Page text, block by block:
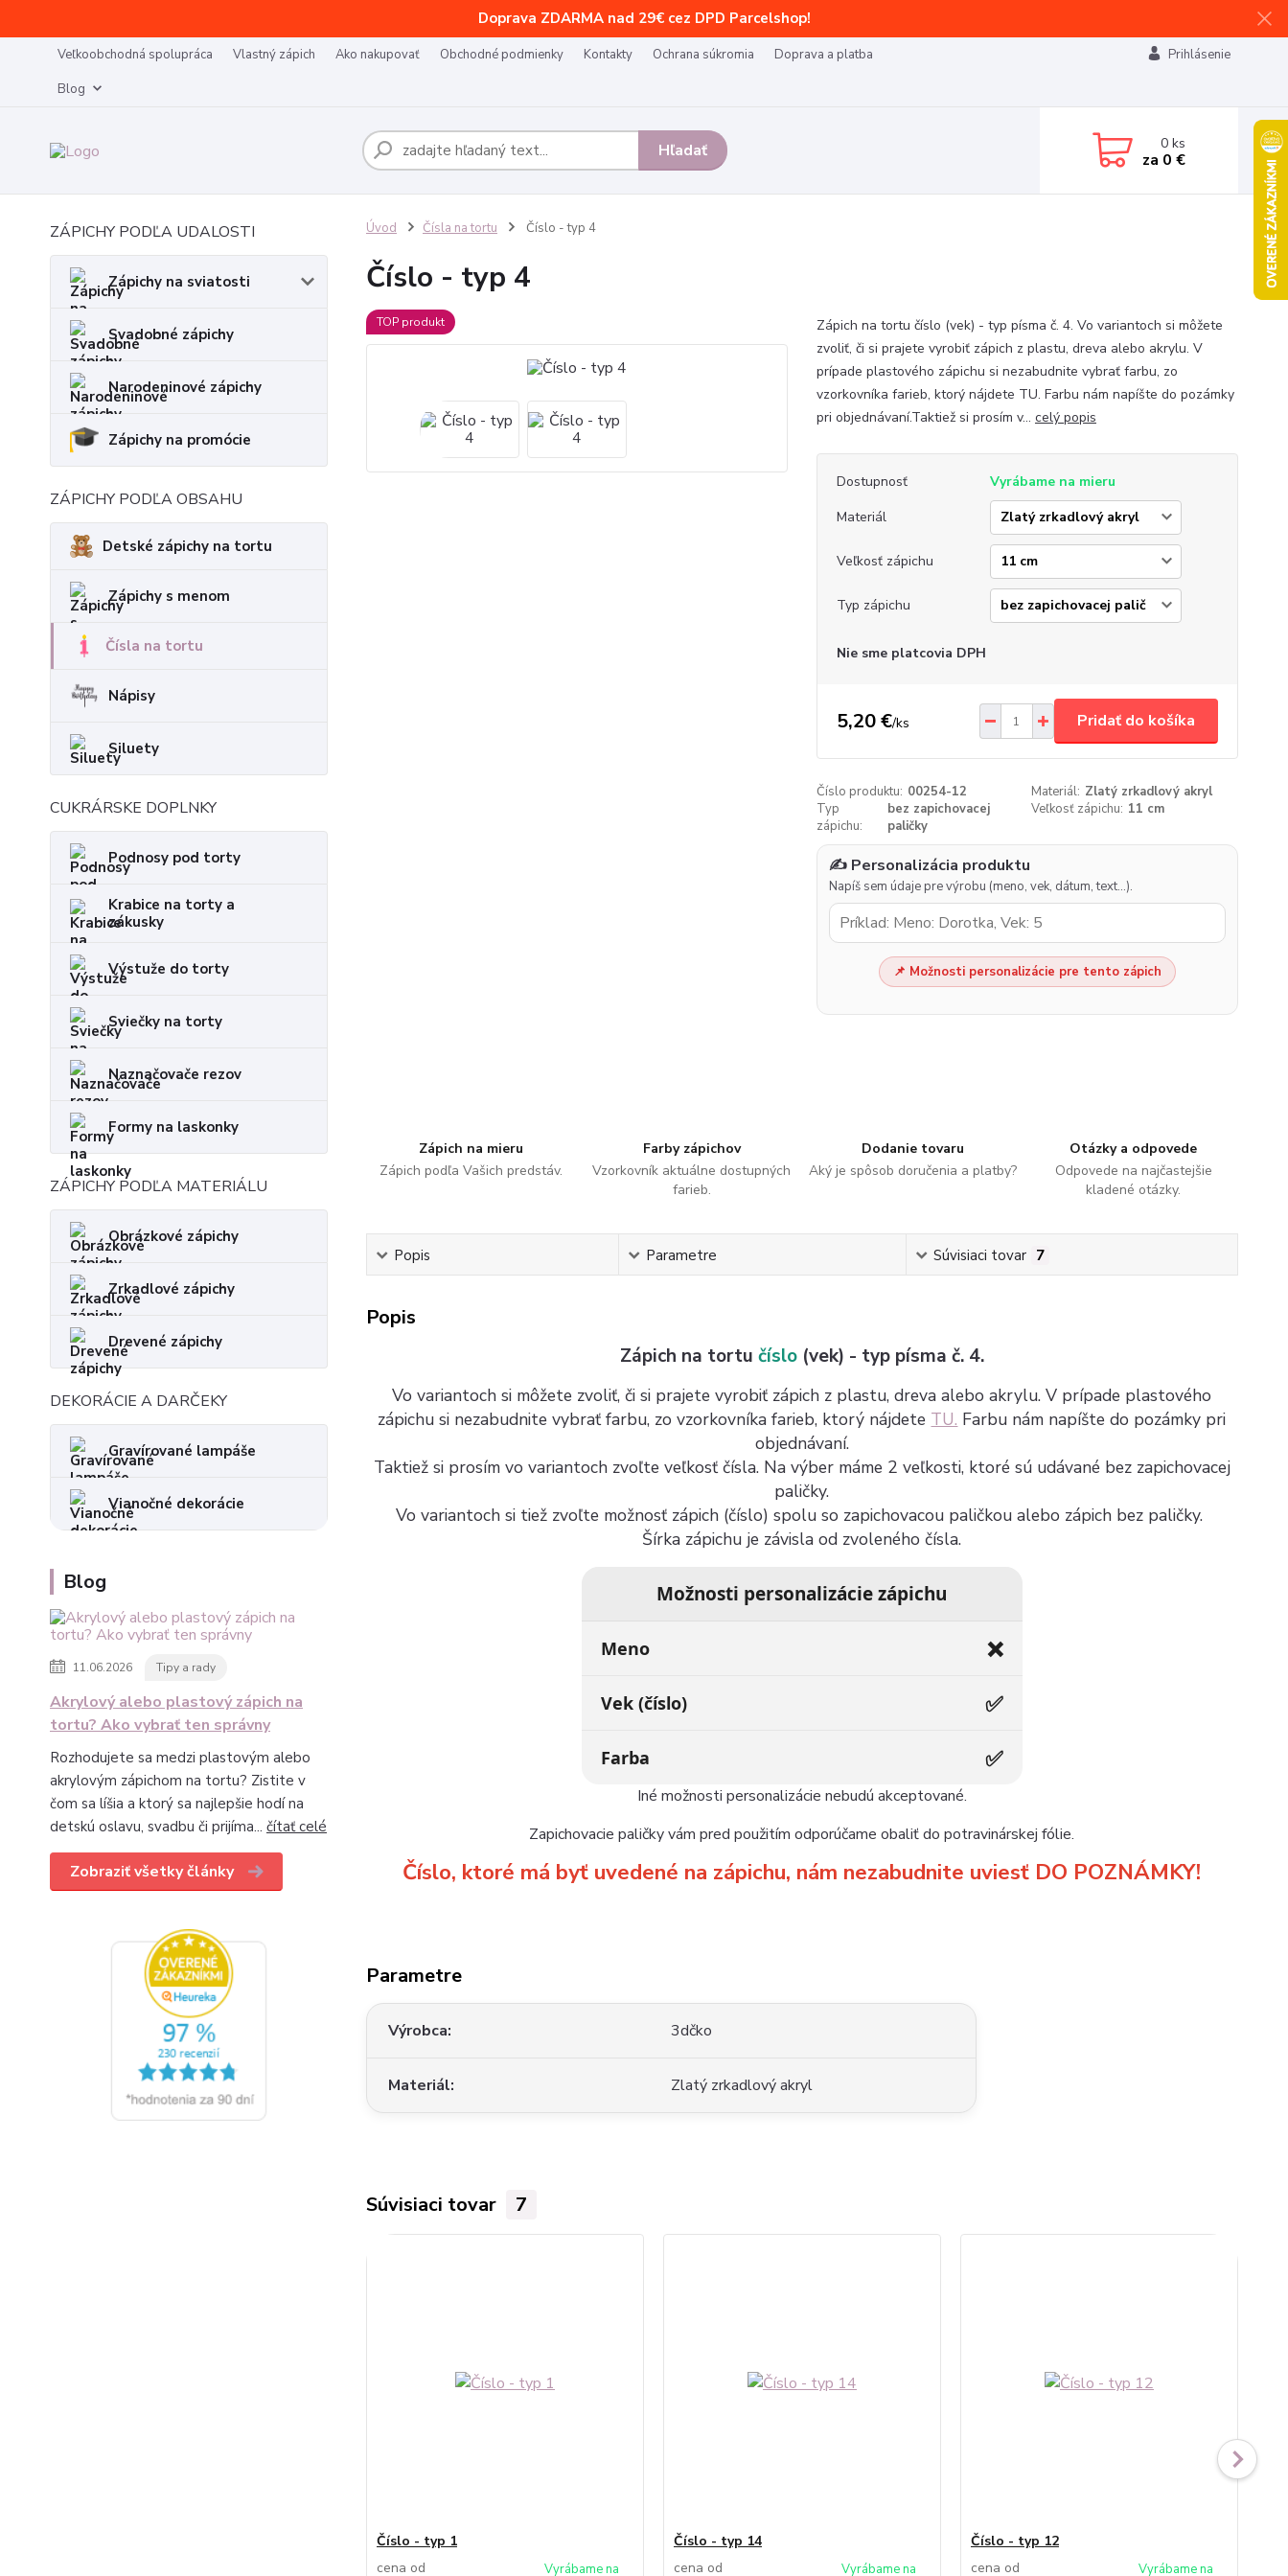
Doprava ZDARMA nad 29€ cez DPD Parcelshop!
Veľkoobchodná spolupráca Vlastný zápich Ako nakupovať Obchodné podmienky Kontakty Ochrana súkromia
Doprava a platba
Blog
Prihlásenie
Hľadať 0ks
za 0 €
ZÁPICHY PODĽA UDALOSTI
Zápichy na sviatosti
Svadobné zápichy
Narodeninové zápichy
Zápichy na promócie
ZÁPICHY PODĽA OBSAHU
Detské zápichy na tortu
Zápichy s menom
Čísla na tortu
Nápisy
Siluety
CUKRÁRSKE DOPLNKY
Podnosy pod torty
Krabice na torty a
zákusky
Výstuže do torty
Sviečky na torty
Naznačovače rezov
Formy na laskonky
ZÁPICHY PODĽA MATERIÁLU
Obrázkové zápichy
Zrkadlové zápichy
Drevené zápichy
DEKORÁCIE A DARČEKY
Gravírované lampáše
Vianočné dekorácie
Blog
11.06.2026 Tipy a rady
Akrylový alebo plastový zápich na
tortu? Ako vybrať ten správny
Rozhodujete sa medzi plastovým alebo
akrylovým zápichom na tortu? Zistite v
čom sa líšia a ktorý sa najlepšie hodí na
detskú oslavu, svadbu či prijíma... čítať celé
Zobraziť všetky články
Úvod Čísla na tortu Číslo - typ 4
Číslo - typ 4
TOP produkt
Zápich na tortu číslo (vek) - typ písma č. 4. Vo variantoch si môžete
zvoliť, či si prajete vyrobiť zápich z plastu, dreva alebo akrylu. V
prípade plastového zápichu si nezabudnite vybrať farbu, zo
vzorkovníka farieb, ktorý nájdete TU. Farbu nám napíšte do pozámky
pri objednávaní.Taktiež si prosím v... celý popis
Dostupnosť
Vyrábame na mieru
Materiál
Veľkosť zápichu
Typ zápichu
Nie sme platcovia DPH
5,20 €/ks Pridať do košíka
Číslo produktu: 00254-12 Materiál: Zlatý zrkadlový akryl
Typ
zápichu:
bez zapichovacej
paličky
Veľkosť zápichu: 11 cm
✍️ Personalizácia produktu
Napíš sem údaje pre výrobu (meno, vek, dátum, text…).
📌 Možnosti personalizácie pre tento zápich
Zápich na mieru
Zápich podľa Vašich predstáv.
Farby zápichov
Vzorkovník aktuálne dostupných
farieb.
Dodanie tovaru
Aký je spôsob doručenia a platby?
Otázky a odpovede
Odpovede na najčastejšie
kladené otázky.
Popis Parametre Súvisiaci tovar 7
Popis
Zápich na tortu číslo (vek) - typ písma č. 4.
Vo variantoch si môžete zvoliť, či si prajete vyrobiť zápich z plastu, dreva alebo akrylu. V prípade plastového
zápichu si nezabudnite vybrať farbu, zo vzorkovníka farieb, ktorý nájdete TU. Farbu nám napíšte do pozámky pri
objednávaní.
Taktiež si prosím vo variantoch zvoľte veľkosť čísla. Na výber máme 2 veľkosti, ktoré sú udávané bez zapichovacej
paličky.
Vo variantoch si tiež zvoľte možnosť zápich (číslo) spolu so zapichovacou paličkou alebo zápich bez paličky.
Šírka zápichu je závisla od zvoleného čísla.
Možnosti personalizácie zápichu
Meno ❌
Vek (číslo) ✅
Farba ✅
Iné možnosti personalizácie nebudú akceptované.
Zapichovacie paličky vám pred použitím odporúčame obaliť do potravinárskej fólie.
Číslo, ktoré má byť uvedené na zápichu, nám nezabudnite uviesť DO POZNÁMKY!
Parametre
Výrobca 3dčko
Materiál Zlatý zrkadlový akryl
Súvisiaci tovar 7
Číslo - typ 1
cena od
Vyrábame na
Číslo - typ 14
cena od
Vyrábame na
Číslo - typ 12
cena od
Vyrábame na